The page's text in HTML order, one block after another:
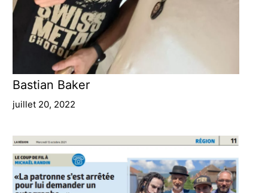
Bastian Baker
juillet 20, 2022